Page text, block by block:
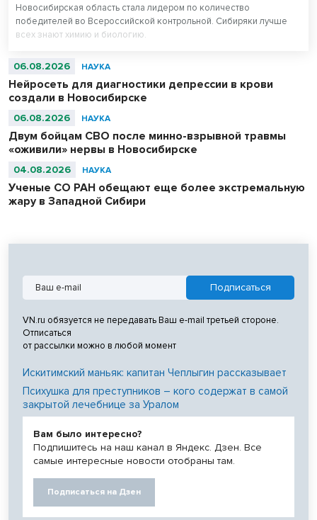
Новосибирская область стала лидером по количество
победителей во Всероссийской контрольной. Сибиряки лучше
всех знают химию и биологию.
06.08.2026 НАУКА
Нейросеть для диагностики депрессии в крови
создали в Новосибирске
06.08.2026 НАУКА
Двум бойцам СВО после минно-взрывной травмы
«оживили» нервы в Новосибирске
04.08.2026 НАУКА
Ученые СО РАН обещают еще более экстремальную
жару в Западной Сибири
VN.ru обязуется не передавать Ваш e-mail третьей стороне.
Отписаться
от рассылки можно в любой момент
Искитимский маньяк: капитан Чеплыгин рассказывает
Психушка для преступников – кого содержат в самой
закрытой лечебнице за Уралом
Вам было интересно?
Подпишитесь на наш канал в Яндекс. Дзен. Все
самые интересные новости отобраны там.
Подписаться на Дзен